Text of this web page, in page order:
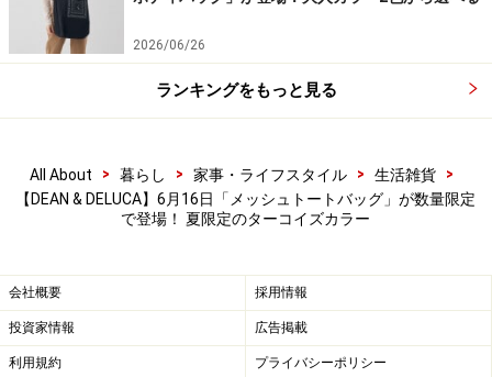
2026/06/26
ランキングをもっと見る
All About > 暮らし > 家事・ライフスタイル > 生活雑貨
>
【DEAN & DELUCA】6月16日「メッシュトートバッグ」が数量限定
で登場！ 夏限定のターコイズカラー
会社概要 採用情報
投資家情報 広告掲載
利用規約 プライバシーポリシー